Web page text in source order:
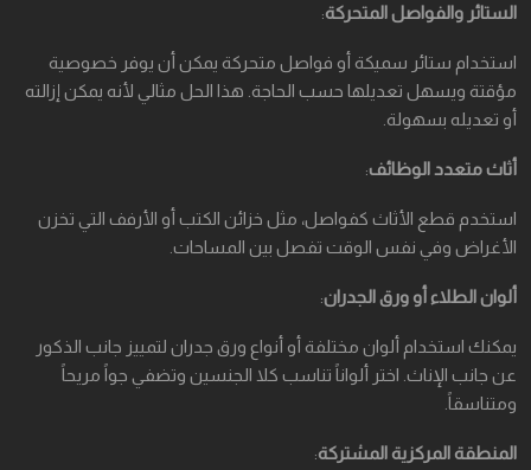
الستائر والفواصل المتحركة:
استخدام ستائر سميكة أو فواصل متحركة يمكن أن يوفر خصوصية
مؤقتة ويسهل تعديلها حسب الحاجة. هذا الحل مثالي لأنه يمكن إزالته
أو تعديله بسهولة.
أثاث متعدد الوظائف:
استخدم قطع الأثاث كفواصل، مثل خزائن الكتب أو الأرفف التي تخزن
الأغراض وفي نفس الوقت تفصل بين المساحات.
ألوان الطلاء أو ورق الجدران:
يمكنك استخدام ألوان مختلفة أو أنواع ورق جدران لتمييز جانب الذكور
عن جانب الإناث. اختر ألواناً تناسب كلا الجنسين وتضفي جواً مريحاً
ومتناسقاً.
المنطقة المركزية المشتركة: